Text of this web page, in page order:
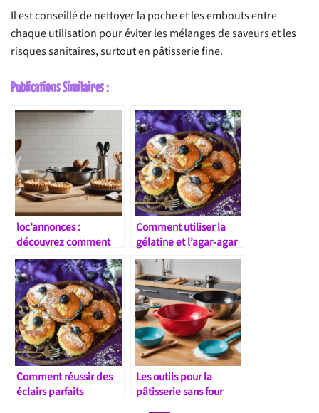
Il est conseillé de nettoyer la poche et les embouts entre
chaque utilisation pour éviter les mélanges de saveurs et les
risques sanitaires, surtout en pâtisserie fine.
Publications Similaires :
loc’annonces :
découvrez comment
bien choisir vos
ustensiles de pâtisserie
en 2025
Comment utiliser la
gélatine et l’agar-agar
Comment réussir des
éclairs parfaits
Les outils pour la
pâtisserie sans four